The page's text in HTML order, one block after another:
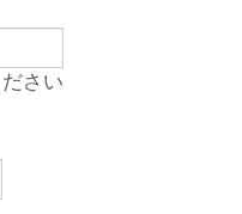
さい